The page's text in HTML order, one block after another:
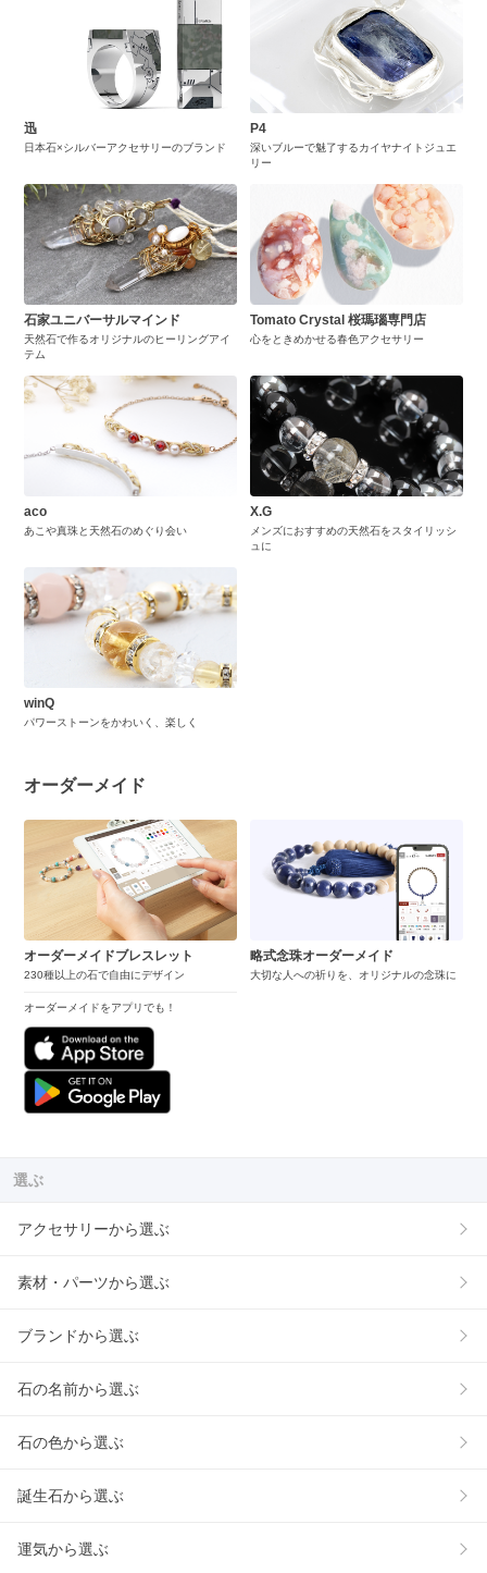
迅
日本石×シルバーアクセサリーのブランド
P4
深いブルーで魅了するカイヤナイトジュエ
リー
石家ユニバーサルマインド
天然石で作るオリジナルのヒーリングアイ
テム
Tomato Crystal 桜瑪瑙専門店
心をときめかせる春色アクセサリー
aco
あこや真珠と天然石のめぐり会い
X.G
メンズにおすすめの天然石をスタイリッシ
ュに
winQ
パワーストーンをかわいく、楽しく
オーダーメイド
オーダーメイドブレスレット
230種以上の石で自由にデザイン
オーダーメイドをアプリでも！
略式念珠オーダーメイド
大切な人への祈りを、オリジナルの念珠に
選ぶ
アクセサリーから選ぶ
素材・パーツから選ぶ
ブランドから選ぶ
石の名前から選ぶ
石の色から選ぶ
誕生石から選ぶ
運気から選ぶ